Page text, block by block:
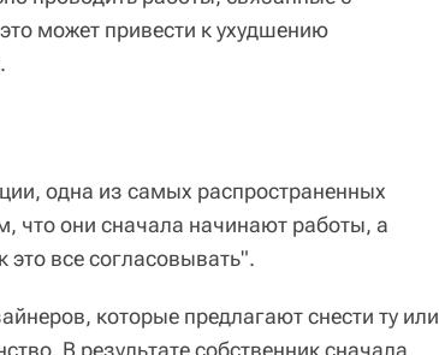
может привести к ухудшению
одна из самых распространенных
что они сначала начинают работы, а
все согласовывать".
которые предлагают снести ту или
В результате собственник сначала